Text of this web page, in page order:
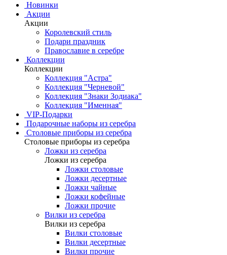
Новинки
Акции
Акции
Королевский стиль
Подари праздник
Православие в серебре
Коллекции
Коллекции
Коллекция "Астра"
Коллекция "Черневой"
Коллекция "Знаки Зодиака"
Коллекция "Именная"
VIP-Подарки
Подарочные наборы из серебра
Столовые приборы из серебра
Столовые приборы из серебра
Ложки из серебра
Ложки из серебра
Ложки столовые
Ложки десертные
Ложки чайные
Ложки кофейные
Ложки прочие
Вилки из серебра
Вилки из серебра
Вилки столовые
Вилки десертные
Вилки прочие